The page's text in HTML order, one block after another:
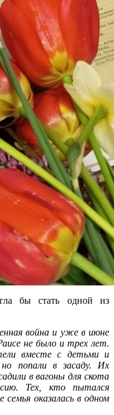
бы стать одной из
война и уже в июне
не было и трех лет.
вместе с детьми и
попали в засаду. Их
в вагоны для скота
Тех, кто пытался
оказалась в одном